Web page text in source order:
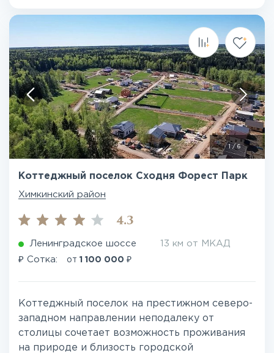
1/6
Коттеджный поселок Сходня Форест Парк
Химкинский район
4.3
Ленинградское шоссе 13 км от МКАД
₽ Сотка: от 1 100 000 ₽
Коттеджный поселок на престижном северо-
западном направлении неподалеку от
столицы сочетает возможность проживания
на природе и близость городской